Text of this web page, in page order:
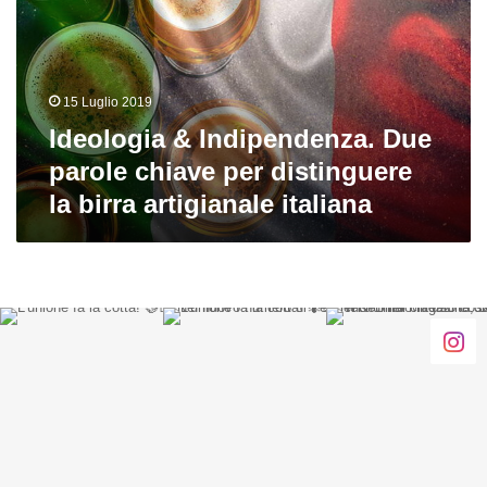
parole
chiave
per
distinguere
birra
artigianale
italiana
15 Luglio 2019
Ideologia & Indipendenza. Due
parole chiave per distinguere
la birra artigianale italiana